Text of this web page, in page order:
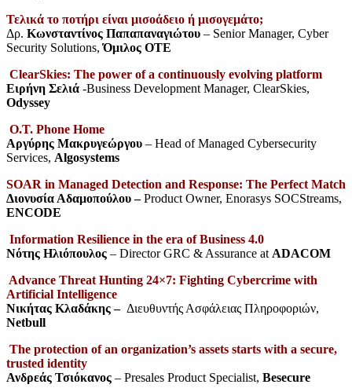
Τελικά το ποτήρι είναι μισοάδειο ή μισογεμάτο;
Δρ. Κωνσταντίνος Παπαπαναγιώτου – Senior Manager, Cyber
Security Solutions,Όμιλος ΟΤΕ
ClearSkies: The power of a continuously evolving platform
Ειρήνη Σελιά -Business Development Manager, ClearSkies,
Odyssey
O.T. Phone Home
Aργύρης Μακρυγεώργου – Head of Managed Cybersecurity
Services, Algosystems
SOAR in Managed Detection and Response: The Perfect Match
Διονυσία Αδαμοπούλου –Product Owner, Enorasys SOCStreams,
ENCODE
Information Resilience in the era of Business 4.0
Νότης Ηλιόπουλος – Director GRC & Assurance at ADACOM
Advance Threat Hunting 24×7: Fighting Cybercrime with
Artificial Intelligence
Νικήτας Κλαδάκης – Διευθυντής Ασφάλειας Πληροφοριών,
Netbull
The protection of an organization’s assets starts with a secure,
trusted identity
Ανδρεάς Τσιόκανος – Presales Product Specialist, Besecure